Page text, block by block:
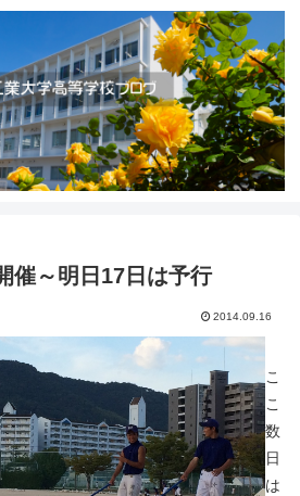
催～明日17日は予行
2014.09.16
こ
こ
数
日
は